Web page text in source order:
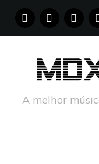
FACEBOOKINSTAGRAM
A melhor